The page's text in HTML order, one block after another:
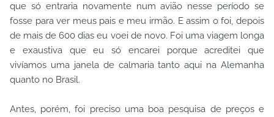
que só entraria novamente num avião nesse período se
fosse para ver meus pais e meu irmão. E assim o foi, depois
de mais de 600 dias eu voei de novo. Foi uma viagem longa
e exaustiva que eu só encarei porque acreditei que
vivíamos uma janela de calmaria tanto aqui na Alemanha
quanto no Brasil.
Antes, porém, foi preciso uma boa pesquisa de preços e